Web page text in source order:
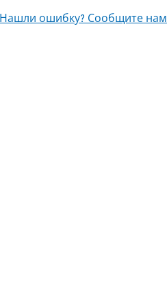
Нашли ошибку? Сообщите нам